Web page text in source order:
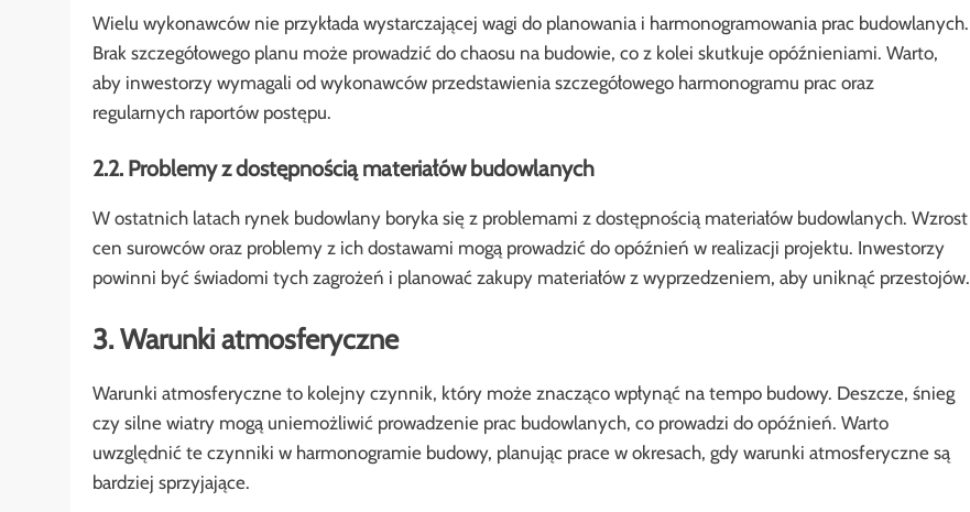
Wielu wykonawców nie przykłada wystarczającej wagi do planowania i harmonogramowania prac budowlanych.
Brak szczegółowego planu może prowadzić do chaosu na budowie, co z kolei skutkuje opóźnieniami. Warto,
aby inwestorzy wymagali od wykonawców przedstawienia szczegółowego harmonogramu prac oraz
regularnych raportów postępu.
2.2. Problemy z dostępnością materiałów budowlanych
W ostatnich latach rynek budowlany boryka się z problemami z dostępnością materiałów budowlanych. Wzrost
cen surowców oraz problemy z ich dostawami mogą prowadzić do opóźnień w realizacji projektu. Inwestorzy
powinni być świadomi tych zagrożeń i planować zakupy materiałów z wyprzedzeniem, aby uniknąć przestojów.
3. Warunki atmosferyczne
Warunki atmosferyczne to kolejny czynnik, który może znacząco wpłynąć na tempo budowy. Deszcze, śnieg
czy silne wiatry mogą uniemożliwić prowadzenie prac budowlanych, co prowadzi do opóźnień. Warto
uwzględnić te czynniki w harmonogramie budowy, planując prace w okresach, gdy warunki atmosferyczne są
bardziej sprzyjające.